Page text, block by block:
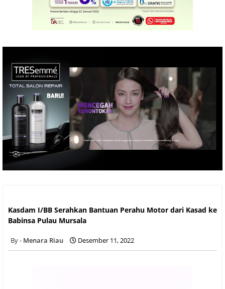
Kasdam I/BB Serahkan Bantuan Perahu Motor dari Kasad ke
Babinsa Pulau Mursala
Menara Riau Desember 11, 2022